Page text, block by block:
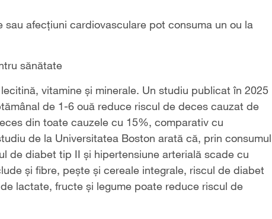
afecțiuni cardiovasculare pot consuma un ou la
sănătate
vitamine și minerale. Un studiu publicat în 2025
de 1-6 ouă reduce riscul de deces cauzat de
din toate cauzele cu 15%, comparativ cu
de la Universitatea Boston arată că, prin consumul
de diabet tip II și hipertensiune arterială scade cu
și fibre, pește și cereale integrale, riscul de diabet
lactate, fructe și legume poate reduce riscul de